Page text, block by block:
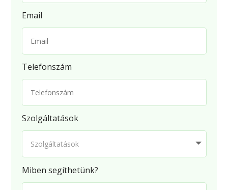
Email
Telefonszám
Szolgáltatások
Miben segíthetünk?